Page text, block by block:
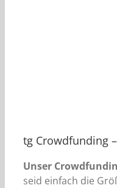
tg Crowdfunding
Unser
seid einfach die